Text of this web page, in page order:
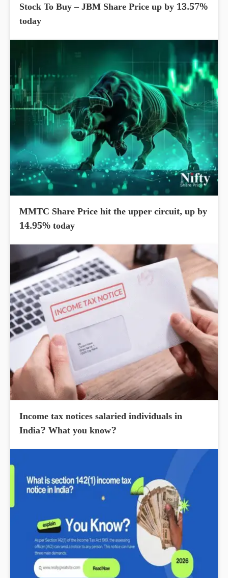
Stock To Buy – JBM Share Price up by 13.57%
today
MMTC Share Price hit the upper circuit, up by
14.95% today
Income tax notices salaried individuals in
India? What you know?